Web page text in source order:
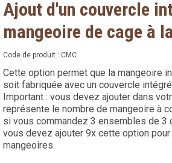
Ajout d'un couvercle
mangeoire de cage à
Code de produit : CMC
Cette option permet que la mangeoire
soit fabriquée avec un couvercle
Important : vous devez ajouter dans
représente le nombre de mangeoire à
si vous commandez 3 ensembles de 3
vous devez ajouter 9x cette option
mangeoires.